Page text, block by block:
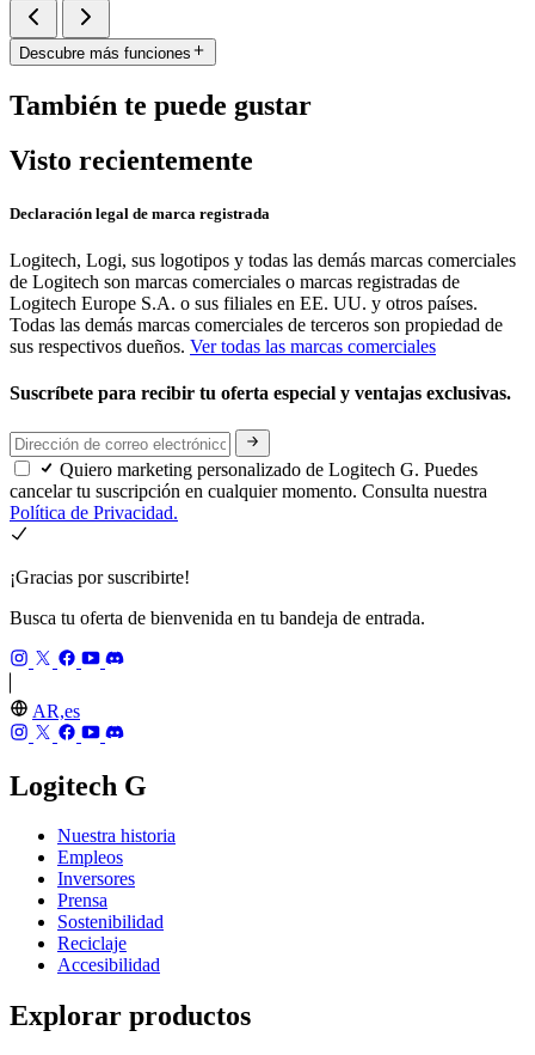
Descubre más funciones
También te puede gustar
Visto recientemente
Declaración legal de marca registrada
Logitech, Logi, sus logotipos y todas las demás marcas comerciales
de Logitech son marcas comerciales o marcas registradas de
Logitech Europe S.A. o sus filiales en EE. UU. y otros países.
Todas las demás marcas comerciales de terceros son propiedad de
sus respectivos dueños. Ver todas las marcas comerciales
Suscríbete para recibir tu oferta especial y ventajas exclusivas.
Quiero marketing personalizado de Logitech G. Puedes
cancelar tu suscripción en cualquier momento. Consulta nuestra
Política de Privacidad.
¡Gracias por suscribirte!
Busca tu oferta de bienvenida en tu bandeja de entrada.
AR,es
Logitech G
Nuestra historia
Empleos
Inversores
Prensa
Sostenibilidad
Reciclaje
Accesibilidad
Explorar productos